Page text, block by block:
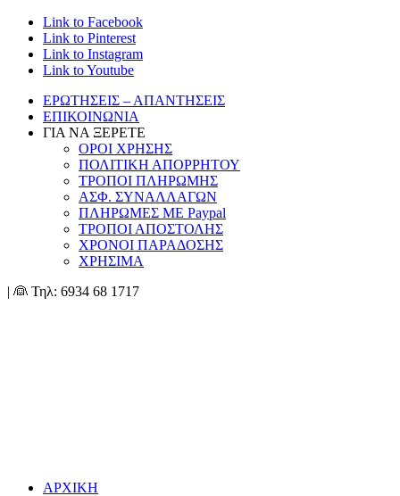
Link to Facebook
Link to Pinterest
Link to Instagram
Link to Youtube
ΕΡΩΤΗΣΕΙΣ – ΑΠΑΝΤΗΣΕΙΣ
ΕΠΙΚΟΙΝΩΝΙΑ
ΓΙΑ ΝΑ ΞΕΡΕΤΕ
ΟΡΟΙ ΧΡΗΣΗΣ
ΠΟΛΙΤΙΚΗ ΑΠΟΡΡΗΤΟΥ
ΤΡΟΠΟΙ ΠΛΗΡΩΜΗΣ
ΑΣΦ. ΣΥΝΑΛΛΑΓΩΝ
ΠΛΗΡΩΜΕΣ ΜΕ Paypal
ΤΡΟΠΟΙ ΑΠΟΣΤΟΛΗΣ
ΧΡΟΝΟΙ ΠΑΡΑΔΟΣΗΣ
ΧΡΗΣΙΜΑ
| 👰 Τηλ: 6934 68 1717
ΑΡΧΙΚΗ